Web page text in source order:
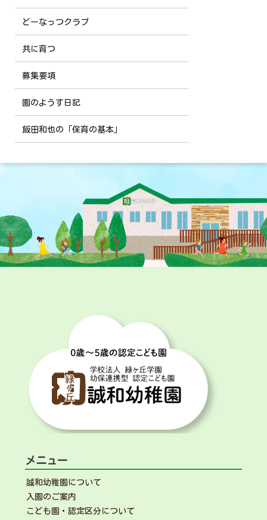
どーなっつクラブ
共に育つ
募集要項
園のようす日記
飯田和也の「保育の基本」
稿
ナ
ビ
メニュー
誠和幼稚園について
入園のご案内
こども園・認定区分について